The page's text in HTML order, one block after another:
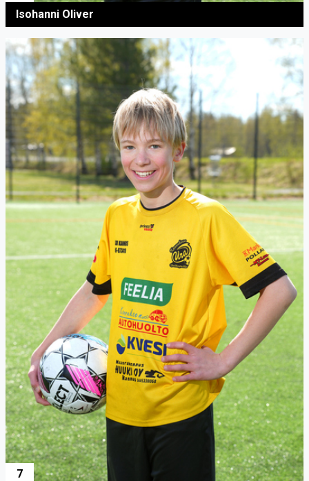
Isohanni Oliver
7